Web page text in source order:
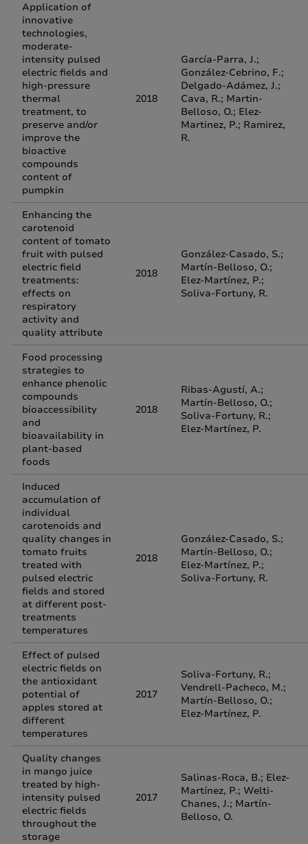
Application of
innovative
technologies,
moderate-
intensity pulsed
electric fields and
high-pressure
thermal
treatment, to
preserve and/or
improve the
bioactive
compounds
content of
pumpkin
2018
García-Parra, J.;
González-Cebrino, F.;
Delgado-Adámez, J.;
Cava, R.; Martin-
Belloso, O.; Elez-
Martinez, P.; Ramirez,
R.
Enhancing the
carotenoid
content of tomato
fruit with pulsed
electric field
treatments:
effects on
respiratory
activity and
quality attribute
2018
González-Casado, S.;
Martín-Belloso, O.;
Elez-Martínez, P.;
Soliva-Fortuny, R.
Food processing
strategies to
enhance phenolic
compounds
bioaccessibility
and
bioavailability in
plant-based
foods
2018
Ribas-Agustí, A.;
Martín-Belloso, O.;
Soliva-Fortuny, R.;
Elez-Martínez, P.
Induced
accumulation of
individual
carotenoids and
quality changes in
tomato fruits
treated with
pulsed electric
fields and stored
at different post-
treatments
temperatures
2018
González-Casado, S.;
Martín-Belloso, O.;
Elez-Martínez, P.;
Soliva-Fortuny, R.
Effect of pulsed
electric fields on
the antioxidant
potential of
apples stored at
different
temperatures
2017
Soliva-Fortuny, R.;
Vendrell-Pacheco, M.;
Martín-Belloso, O.;
Elez-Martínez, P.
Quality changes
in mango juice
treated by high-
intensity pulsed
electric fields
throughout the
storage
2017
Salinas-Roca, B.; Elez-
Martínez, P.; Welti-
Chanes, J.; Martín-
Belloso, O.